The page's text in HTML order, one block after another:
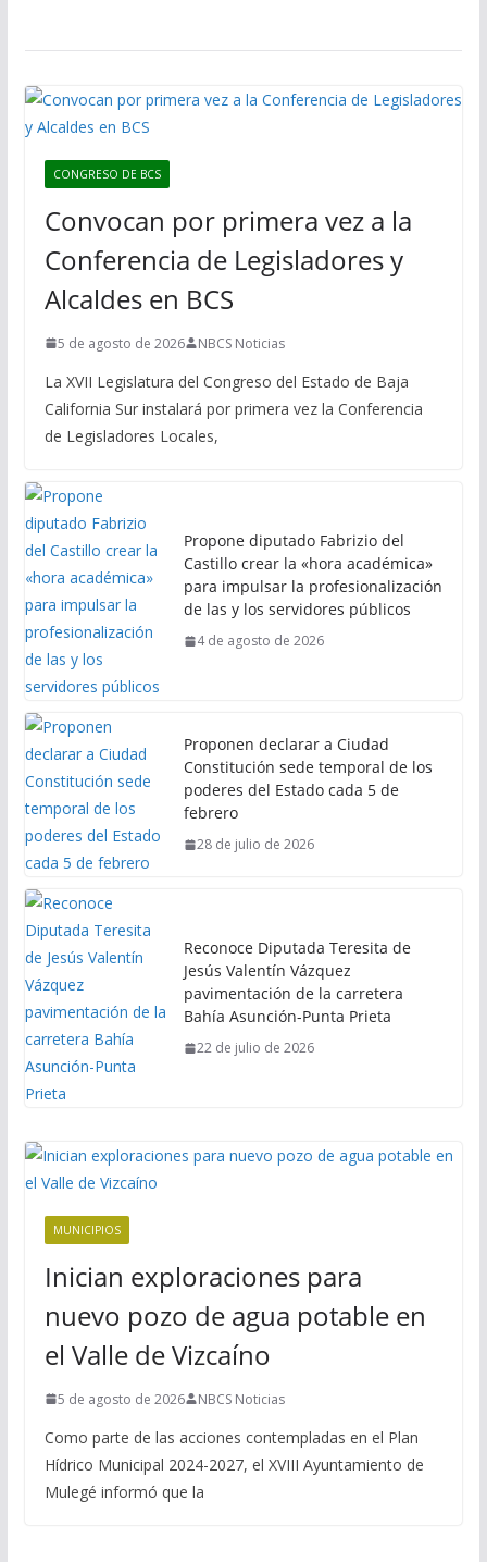
CONGRESO DE BCS
Convocan por primera vez a la
Conferencia de Legisladores y
Alcaldes en BCS
5 de agosto de 2026 NBCS Noticias
La XVII Legislatura del Congreso del Estado de Baja
California Sur instalará por primera vez la Conferencia
de Legisladores Locales,
Propone diputado Fabrizio del
Castillo crear la «hora académica»
para impulsar la profesionalización
de las y los servidores públicos
4 de agosto de 2026
Proponen declarar a Ciudad
Constitución sede temporal de los
poderes del Estado cada 5 de
febrero
28 de julio de 2026
Reconoce Diputada Teresita de
Jesús Valentín Vázquez
pavimentación de la carretera
Bahía Asunción-Punta Prieta
22 de julio de 2026
MUNICIPIOS
Inician exploraciones para
nuevo pozo de agua potable en
el Valle de Vizcaíno
5 de agosto de 2026 NBCS Noticias
Como parte de las acciones contempladas en el Plan
Hídrico Municipal 2024-2027, el XVIII Ayuntamiento de
Mulegé informó que la